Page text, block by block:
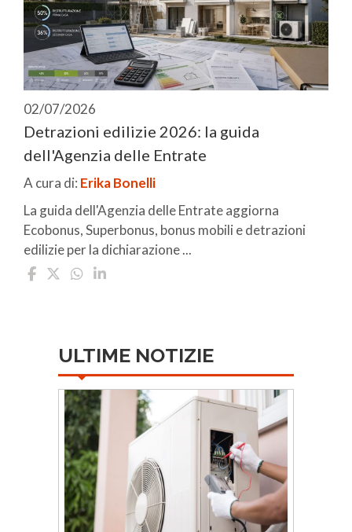
02/07/2026
Detrazioni edilizie 2026: la guida
dell'Agenzia delle Entrate
A cura di: Erika Bonelli
La guida dell'Agenzia delle Entrate aggiorna
Ecobonus, Superbonus, bonus mobili e detrazioni
edilizie per la dichiarazione ...
ULTIME NOTIZIE